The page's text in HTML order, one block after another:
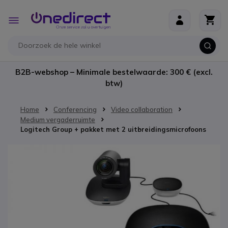
Toggle
Nav
B2B-webshop – Minimale bestelwaarde: 300 € (excl.
btw)
Home Conferencing
Video collaboration
Medium vergaderruimte
Logitech Group + pakket met 2 uitbreidingsmicrofoons
Ga naar het einde van de afbeeldingen-gallerij